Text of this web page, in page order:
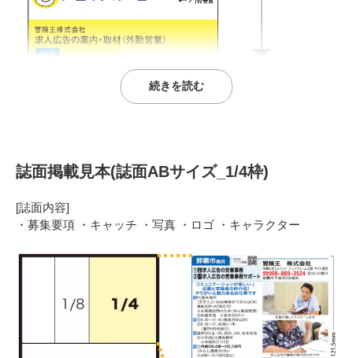
誌面掲載見本(誌面ABサイズ_1/4枠)
[誌面内容]
・募集要項 ・キャッチ ・写真 ・ロゴ ・キャラクター